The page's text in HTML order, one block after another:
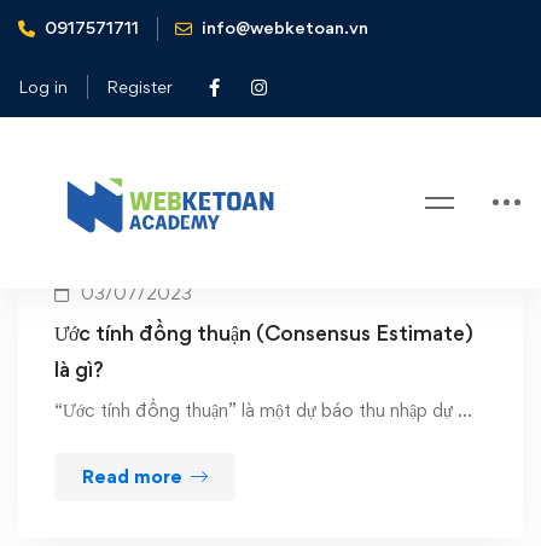
0917571711 info@webketoan.vn
Log in Register
Home Consensus Estimate
Tag: Consensus Estimate
03/07/2023
Ước tính đồng thuận (Consensus Estimate)
là gì?
“Ước tính đồng thuận” là một dự báo thu nhập dự …
Read more